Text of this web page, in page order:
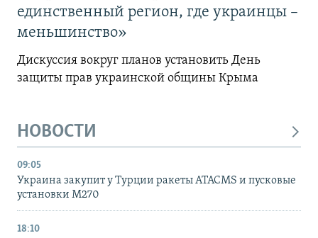
единственный регион, где украинцы –
меньшинство»
Дискуссия вокруг планов установить День
защиты прав украинской общины Крыма
НОВОСТИ
09:05
Украина закупит у Турции ракеты ATACMS и пусковые
установки M270
18:10